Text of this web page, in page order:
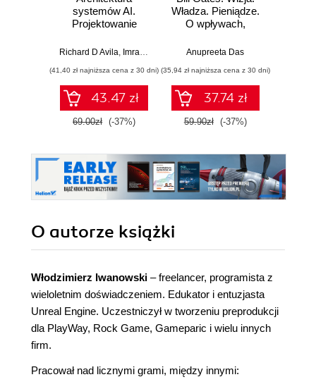
systemów AI.
Projektowanie
niezawodnego
Richard D Avila Imran Ahmad
(41,40 zł najniższa cena z 30 dni)
43.47 zł
69.00zł (-37%)
Władza. Pieniądze.
O wpływach,
niejawne
Anupreeta Das
(35,94 zł najniższa cena z 30 dni)
37.74 zł
59.90zł (-37%)
O autorze książki
Włodzimierz Iwanowski – freelancer, programista z
wieloletnim doświadczeniem. Edukator i entuzjasta
Unreal Engine. Uczestniczył w tworzeniu preprodukcji
dla PlayWay, Rock Game, Gameparic i wielu innych
firm.
Pracował nad licznymi grami, między innymi: